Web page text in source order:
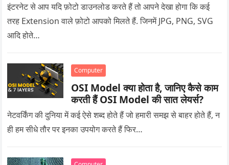
इंटरनेट से आप यदि फ़ोटो डाउनलोड करते हैं तो आपने देखा होगा कि कई
तरह Extension वाले फ़ोटो आपको मिलते हैं. जिनमें JPG, PNG, SVG
आदि होते…
Computer
OSI Model क्या होता है, जानिए कैसे काम
करती हैं OSI Model की सात लेयर्स?
नेटवर्किंग की दुनिया में कई ऐसे शब्द होते हैं जो हमारी समझ से बाहर होते हैं, न
ही हम सीधे तौर पर इनका उपयोग करते हैं फिर…